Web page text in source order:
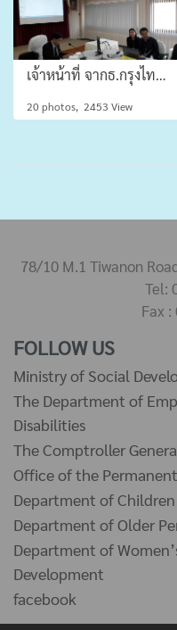
เจ้าหน้าที่ จากธ.กรุงไทย เพื่อเข้ามาประชาสัมพันธ์ การใช้งาน PROMPT PAY (พร้อมเพย์)
20 photos, 2453 View
78/10 M.1 Tiwanon
Tel:
Fax
FOLLOW US
Ministry of Social
The Department of
Disabilities
The Comptroller
Office of the
Department of
Department of Older
Department of
Development
facebook